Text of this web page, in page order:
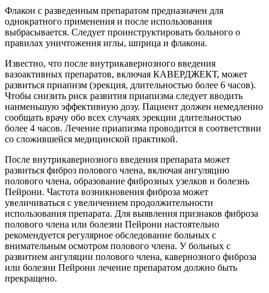
Флакон с разведенным препаратом предназначен для
однократного применения и после использования
выбрасывается. Следует проинструктировать больного о
правилах уничтожения иглы, шприца и флакона.
Известно, что после внутрикавернозного введения
вазоактивных препаратов, включая КАВЕРДЖЕКТ, может
развиться приапизм (эрекция, длительностью более 6 часов).
Чтобы снизить риск развития приапизма следует вводить
наименьшую эффективную дозу. Пациент должен немедленно
сообщать врачу обо всех случаях эрекции длительностью
более 4 часов. Лечение приапизма проводится в соответствии
со сложившейся медицинской практикой.
После внутрикавернозного введения препарата может
развиться фиброз полового члена, включая ангуляцию
полового члена, образование фиброзных узелков и болезнь
Пейрони. Частота возникновения фиброза может
увеличиваться с увеличением продолжительности
использования препарата. Для выявления признаков фиброза
полового члена или болезни Пейрони настоятельно
рекомендуется регулярное обследование больных с
внимательным осмотром полового члена. У больных с
развитием ангуляции полового члена, кавернозного фиброза
или болезни Пейрони лечение препаратом должно быть
прекращено.